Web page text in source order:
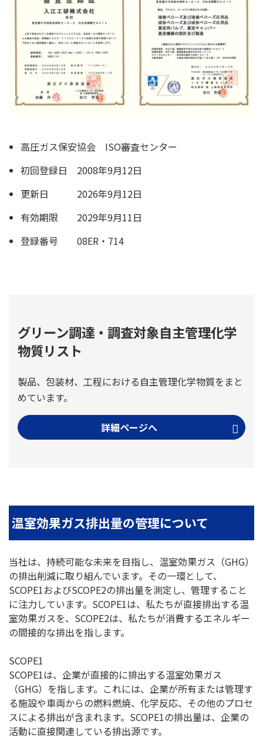
高圧ガス保安協会 ISO審査センター
初回登録日 2008年9月12日
更新日 2026年9月12日
有効期限 2029年9月11日
登録番号 08ER・714
グリーン調達・調査対象自主管理化学
物質リスト
製品、包装材、工程における自主管理化学物質をまと
めています。
詳細ページへ
温室効果ガス排出量の管理について
当社は、持続可能な未来を目指し、温室効果ガス（GHG）
の排出削減に取り組んでいます。その一環として、
SCOPE1およびSCOPE2の排出量を測定し、管理すること
に注力しています。SCOPE1は、私たちが直接排出する温
室効果ガスを、SCOPE2は、私たちが消費するエネルギー
の間接的な排出を指します。
SCOPE1
SCOPE1は、企業が直接的に排出する温室効果ガス
（GHG）を指します。これには、企業が所有または管理す
る施設や車両からの燃料燃焼、化学反応、その他のプロセ
スによる排出が含まれます。SCOPE1の排出量は、企業の
活動に直接関連している排出源です。